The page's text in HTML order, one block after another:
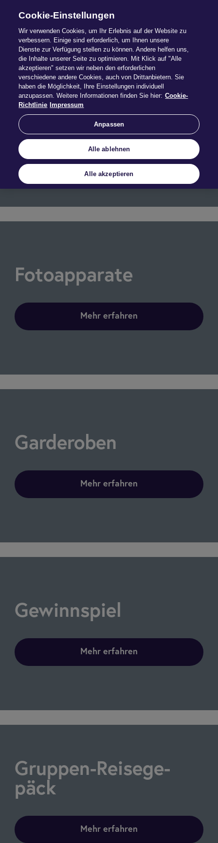
Auto­ma­ten
Mehr erfahren
Foto­ap­pa­rate
Mehr erfahren
Gar­de­ro­ben
Mehr erfahren
Gewinn­spiel
Mehr erfahren
Grup­pen-Rei­se­ge­
päck
Mehr erfahren
Cookie-Einstellungen
Wir verwenden Cookies, um Ihr Erlebnis auf der Website zu
verbessern. Einige sind erforderlich, um Ihnen unsere
Dienste zur Verfügung stellen zu können. Andere helfen uns,
die Inhalte unserer Seite zu optimieren. Mit Klick auf "Alle
akzeptieren" setzen wir neben den erforderlichen
verschiedene andere Cookies, auch von Drittanbietern. Sie
haben die Möglichkeit, Ihre Einstellungen individuell
anzupassen. Weitere Informationen finden Sie hier: Cookie-
Richtlinie Impressum
Anpassen
Alle ablehnen
Alle akzeptieren